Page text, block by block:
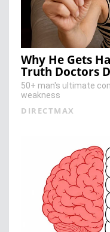
Why He Gets
Truth Doctors
50+ man's ultimate
weakness
DIRECTMAX